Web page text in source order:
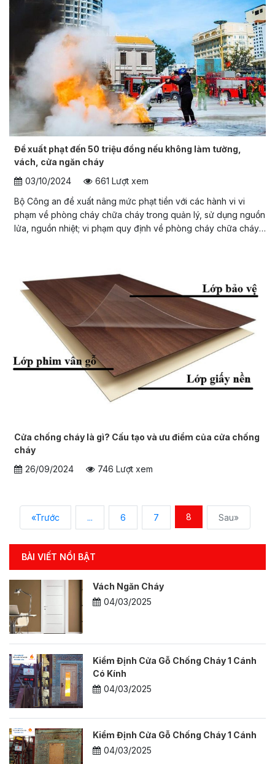
Đề xuất phạt đến 50 triệu đồng nếu không làm tường,
vách, cửa ngăn cháy
03/10/2024
661 Lượt xem
Bộ Công an đề xuất nâng mức phạt tiền với các hành vi vi
phạm về phòng cháy chữa cháy trong quản lý, sử dụng nguồn
lửa, nguồn nhiệt; vi phạm quy định về phòng cháy chữa cháy
Cửa chống cháy là gì? Cấu tạo và ưu điểm của cửa chống
cháy
26/09/2024
746 Lượt xem
«Trước ... 6 7 8 Sau»
BÀI VIẾT NỔI BẬT
Vách Ngăn Cháy
04/03/2025
Kiểm Định Cửa Gỗ Chống Cháy 1 Cánh
Có Kính
04/03/2025
Kiểm Định Cửa Gỗ Chống Cháy 1 Cánh
04/03/2025